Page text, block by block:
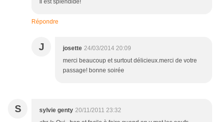
Il est splendide!
Répondre
J josette 24/03/2014 20:09
merci beaucoup et surtout délicieux.merci de votre
passage! bonne soirée
S sylvie genty 20/11/2011 23:32